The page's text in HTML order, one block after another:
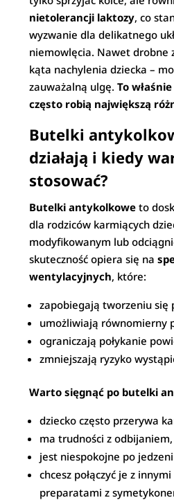
nietolerancji laktozy, co
wyzwanie dla delikatnego
niemowlęcia. Nawet drobne
kąta nachylenia dziecka –
zauważalną ulgę.To
często robią największą
Butelki
działają i kiedy
stosować?
Butelki antykolkowe to
dla rodziców karmiących
modyfikowanym lub
skuteczność opiera się na
wentylacyjnych, które:
zapobiegają tworzeniu się
umożliwiają równomierny
ograniczają połykanie
zmniejszają ryzyko
Warto sięgnąć po butelki
dziecko często przerywa
ma trudności z odbijaniem,
jest niespokojne po
chcesz połączyć je z
preparatami z